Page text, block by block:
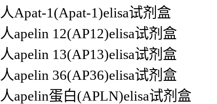
人Apat-1(Apat-1)elisa试剂盒
人apelin 12(AP12)elisa试剂盒
人apelin 13(AP13)elisa试剂盒
人apelin 36(AP36)elisa试剂盒
人apelin蛋白(APLN)elisa试剂盒